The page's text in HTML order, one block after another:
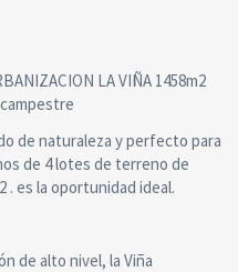
LA VIÑA 1458m2
de naturaleza y perfecto para
de 4 lotes de terreno de
. es la oportunidad ideal.
de alto nivel, la Viña